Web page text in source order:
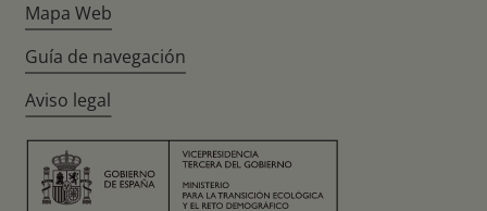
Mapa Web
Guía de navegación
Aviso legal